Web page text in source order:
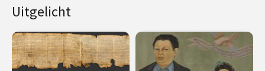
Uitgelicht